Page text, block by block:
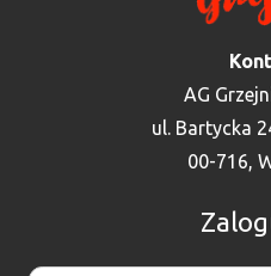
AG
ul. Bartycka
00-716,